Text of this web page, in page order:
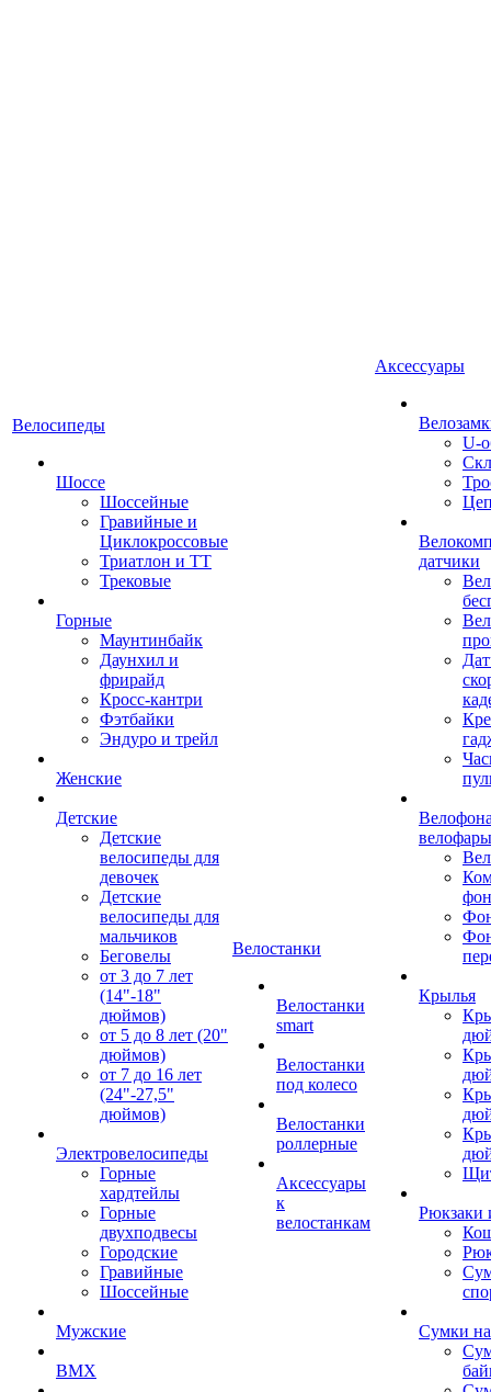
Велосипеды
Шоссе
Шоссейные
Гравийные и
Циклокроссовые
Триатлон и ТТ
Трековые
Горные
Маунтинбайк
Даунхил и
фрирайд
Кросс-кантри
Фэтбайки
Эндуро и трейл
Женские
Детские
Детские
велосипеды для
девочек
Детские
велосипеды для
мальчиков
Беговелы
от 3 до 7 лет
(14"-18"
дюймов)
от 5 до 8 лет (20"
дюймов)
от 7 до 16 лет
(24"-27,5"
дюймов)
Электровелосипеды
Горные
хардтейлы
Горные
двухподвесы
Городские
Гравийные
Шоссейные
Мужские
BMX
Велостанки
Велостанки
smart
Велостанки
под колесо
Велостанки
роллерные
Аксессуары
к
велостанкам
Аксессуары
U-
датчики
велофары
Крылья
Рюкзаки
Сумки